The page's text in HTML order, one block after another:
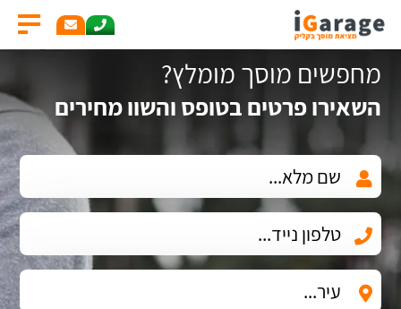
מחפשים מוסך מומלץ?
השאירו פרטים בטופס והשוו מחירים